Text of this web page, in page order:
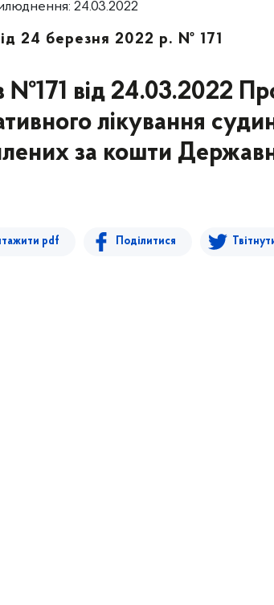
24.03.2022
24 березня 2022 р. № 171
№171 від 24.03.2022
лікування
за кошти
pdf Поділитися